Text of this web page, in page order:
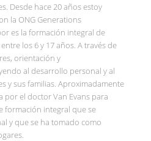
Desde hace 20 años estoy
la ONG Generations
es la formación integral de
los 6 y 17 años. A través de
orientación y
al desarrollo personal y al
y sus familias. Aproximadamente
por el doctor Van Evans para
formación integral que se
y que se ha tomado como